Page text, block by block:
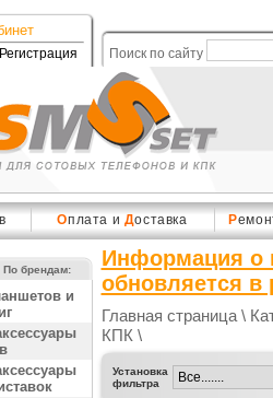
Регистрация Поиск по сайту
Оплата и Доставка Р
По брендам:
и
Информация о
обновляется
Главная страница\
КПК \
Установка
фильтра